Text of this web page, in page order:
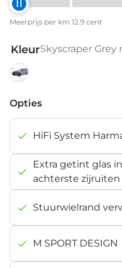
Meerprijs per km 12.9 cent
KleurSkyscraper Grey
Grey
metallic
Opties
HiFi System
Extra getint glas
achterste
Stuurwielrand
M SPORT DESIGN